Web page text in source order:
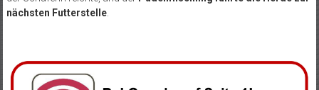
nächsten Futterstelle.